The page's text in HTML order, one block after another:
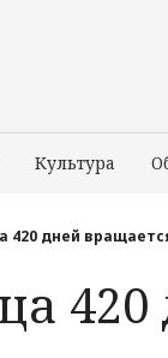
Культура
420 дней